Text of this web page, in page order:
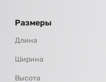
Размеры
Длина
Ширина
Высота